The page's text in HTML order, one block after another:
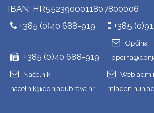
IBAN: HR5523900011807800006
+385 (0)40 688-919
+385
+385 (0)40 688-919
Općina
Načelnik
nacelnik@donjadubrava.hr
Web